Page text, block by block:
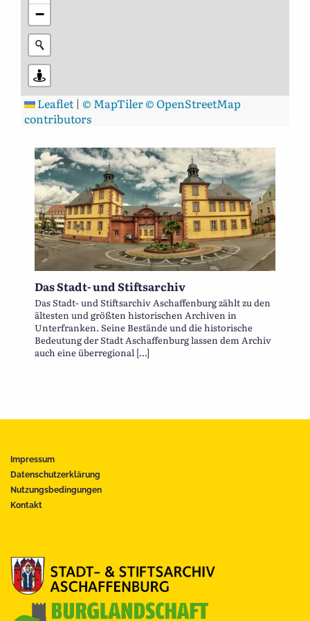
−
Leaflet | © MapTiler© OpenStreetMap
contributors
Das Stadt- und Stiftsarchiv
Das Stadt- und Stiftsarchiv Aschaffenburg zählt zu den
ältesten und größten historischen Archiven in
Unterfranken. Seine Bestände und die historische
Bedeutung der Stadt Aschaffenburg lassen dem Archiv
auch eine überregional […]
Impressum
Datenschutzerklärung
Nutzungsbedingungen
Kontakt